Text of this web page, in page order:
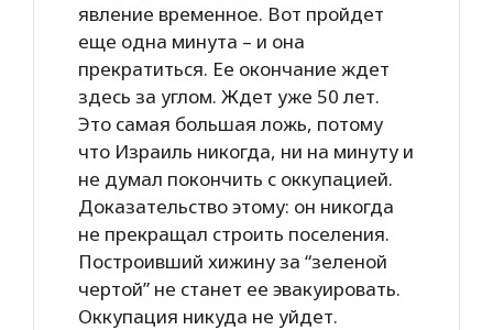
явление временное. Вот пройдет
еще одна минута – и она
прекратиться. Ее окончание ждет
здесь за углом. Ждет уже 50 лет.
Это самая большая ложь, потому
что Израиль никогда, ни на минуту и
не думал покончить с оккупацией.
Доказательство этому: он никогда
не прекращал строить поселения.
Построивший хижину за “зеленой
чертой” не станет ее эвакуировать.
Оккупация никуда не уйдет.